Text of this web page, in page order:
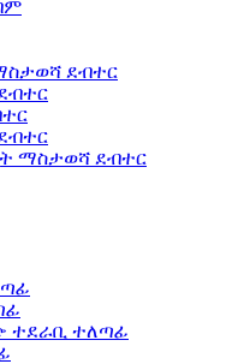
ደብተር
ማስታወሻ ደብተር
ተደራቢ ተለጣፊ